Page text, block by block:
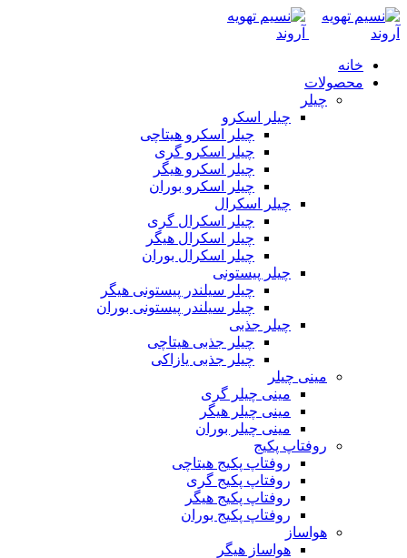
خانه
محصولات
چیلر
چیلر اسکرو
چیلر اسکرو هیتاچی
چیلر اسکرو گری
چیلر اسکرو هیگر
چیلر اسکرو بوران
چیلر اسکرال
چیلر اسکرال گری
چیلر اسکرال هیگر
چیلر اسکرال بوران
چیلر پیستونی
چیلر سیلندر پیستونی هیگر
چیلر سیلندر پیستونی بوران
چیلر جذبی
چیلر جذبی هیتاچی
چیلر جذبی یازاکی
مینی چیلر
مینی چیلر گری
مینی چیلر هیگر
مینی چیلر بوران
روفتاپ پکیج
روفتاپ پکیج هیتاچی
روفتاپ پکیج گری
روفتاپ پکیج هیگر
روفتاپ پکیج بوران
هواساز
هواساز هیگر